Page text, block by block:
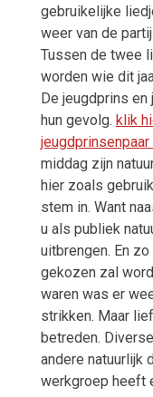
gebruikelijke
weer van de
Tussen de twee
worden wie dit
De jeugdprins
hun gevolg. klik
jeugdprinsenpaar
middag zijn
hier zoals
stem in. Want
u als publiek
uitbrengen. En
gekozen zal
waren was er
strikken. Maar
betreden.
andere natuurlijk
werkgroep heeft